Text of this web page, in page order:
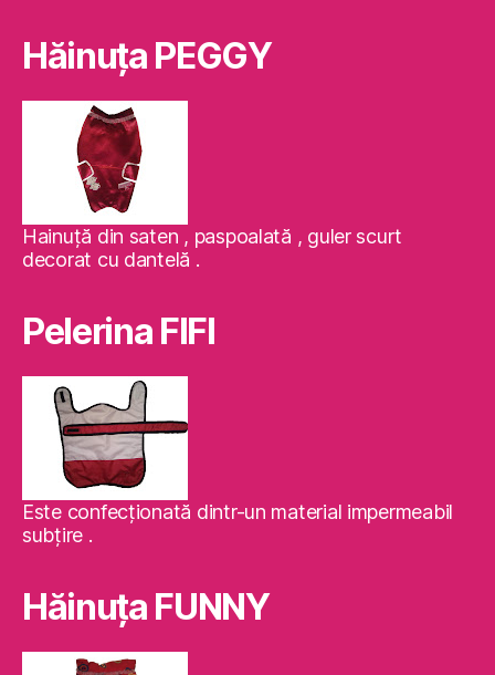
Hăinuţa PEGGY
Hainuţă din saten , paspoalată , guler scurt
decorat cu dantelă .
Pelerina FIFI
Este confecţionată dintr-un material impermeabil
subţire .
Hăinuţa FUNNY